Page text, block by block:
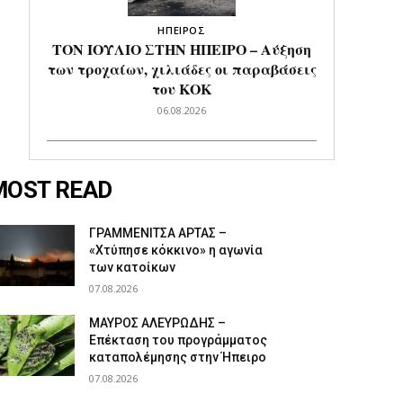
ΗΠΕΙΡΟΣ
ΤΟΝ ΙΟΥΛΙΟ ΣΤΗΝ ΗΠΕΙΡΟ – Αύξηση
των τροχαίων, χιλιάδες οι παραβάσεις
του ΚΟΚ
06.08.2026
READ
ΓΡΑΜΜΕΝΙΤΣΑ ΑΡΤΑΣ –
«Χτύπησε κόκκινο» η αγωνία
των κατοίκων
07.08.2026
ΜΑΥΡΟΣ ΑΛΕΥΡΩΔΗΣ –
Επέκταση του προγράμματος
καταπολέμησης στην Ήπειρο
07.08.2026